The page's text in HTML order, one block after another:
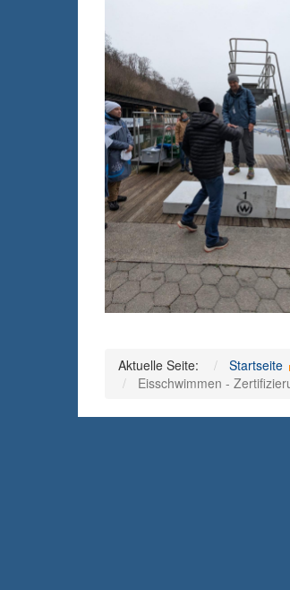
Aktuelle Seite: Startseite
Eisschwimmen -